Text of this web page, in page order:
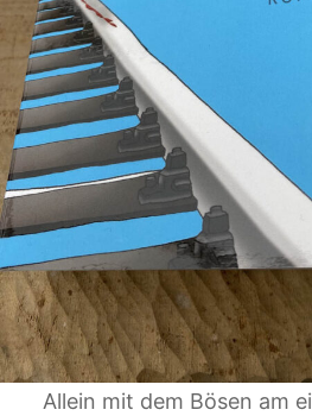
Allein mit dem Bösen am